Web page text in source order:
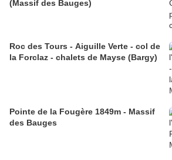
(Massif des Bauges)
Roc des Tours - Aiguille Verte - col de
la Forclaz - chalets de Mayse (Bargy)
Pointe de la Fougère 1849m - Massif
des Bauges